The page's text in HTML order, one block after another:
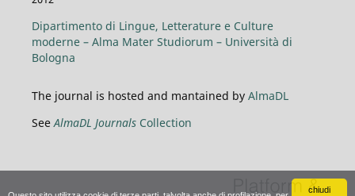
chiudi
Dipartimento di Lingue, Letterature e Culture
moderne – Alma Mater Studiorum – Università di
Bologna
The journal is hosted and mantained by AlmaDL
SeeAlmaDL JournalsCollection